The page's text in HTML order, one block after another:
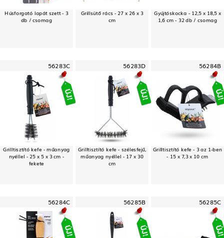
Húsforgató lapát szett - 3
db / csomag
Grillsütő rács - 27 x 26 x 3
cm
Gyújtóskocka - 12,5 x 18,5 x
1,6 cm - 32 db / csomag
56283C
Grilltisztító kefe - műanyag
nyéllel - 25 x 5 x 3 cm -
fekete
56283D
Grilltisztító kefe - szélesfejű,
műanyag nyéllel - 17 x 30
cm
56284B
Grilltisztító kefe - 3 az 1-ben
- 15 x 7,3 x 10 cm
56284C 56285B 56285C